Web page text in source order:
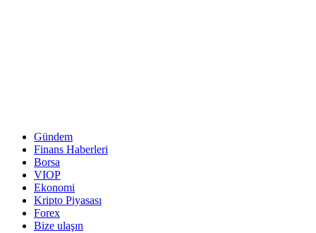
Gündem
Finans Haberleri
Borsa
VIOP
Ekonomi
Kripto Piyasası
Forex
Bize ulaşın